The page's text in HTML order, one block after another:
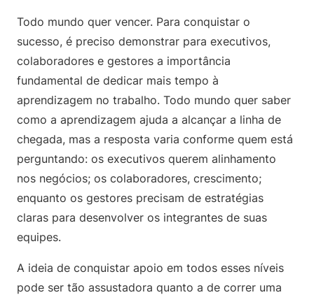
Todo mundo quer vencer. Para conquistar o
sucesso, é preciso demonstrar para executivos,
colaboradores e gestores a importância
fundamental de dedicar mais tempo à
aprendizagem no trabalho. Todo mundo quer saber
como a aprendizagem ajuda a alcançar a linha de
chegada, mas a resposta varia conforme quem está
perguntando: os executivos querem alinhamento
nos negócios; os colaboradores, crescimento;
enquanto os gestores precisam de estratégias
claras para desenvolver os integrantes de suas
equipes.
A ideia de conquistar apoio em todos esses níveis
pode ser tão assustadora quanto a de correr uma